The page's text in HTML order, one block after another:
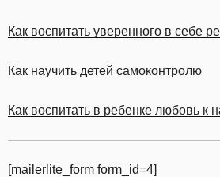
Как воспитать уверенного в себе
Как научить детей самоконтролю
Как воспитать в ребенке любовь к
[mailerlite_form form_id=4]